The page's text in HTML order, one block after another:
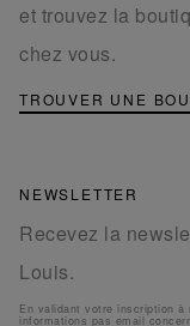
et trouvez la
chez vous.
TROUVER UNE
NEWSLETTER
Recevez la
Louis.
En validant votre inscription
informations pas email